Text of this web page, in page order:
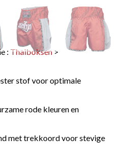
: Thaiboksen >
stof voor optimale
rode kleuren en
met trekkoord voor stevige